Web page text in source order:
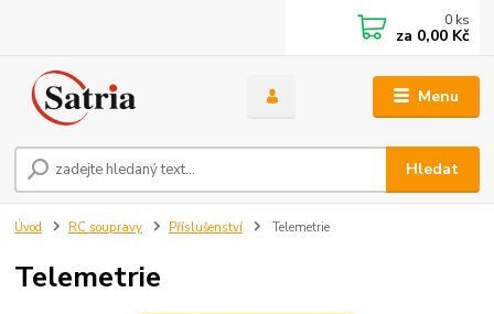
Menu
Hledat
0 ks
za 0,00 Kč
Úvod RC soupravy Příslušenství Telemetrie
Telemetrie